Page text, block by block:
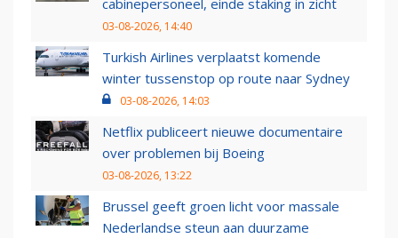
cabinepersoneel, einde staking in zicht
03-08-2026, 14:40
Turkish Airlines verplaatst komende
winter tussenstop op route naar Sydney
03-08-2026, 14:03
Netflix publiceert nieuwe documentaire
over problemen bij Boeing
03-08-2026, 13:22
Brussel geeft groen licht voor massale
Nederlandse steun aan duurzame